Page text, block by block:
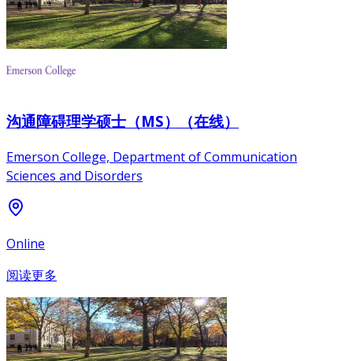
沟通障碍理学硕士（MS）（在线）
Emerson College, Department of Communication
Sciences and Disorders
Online
阅读更多